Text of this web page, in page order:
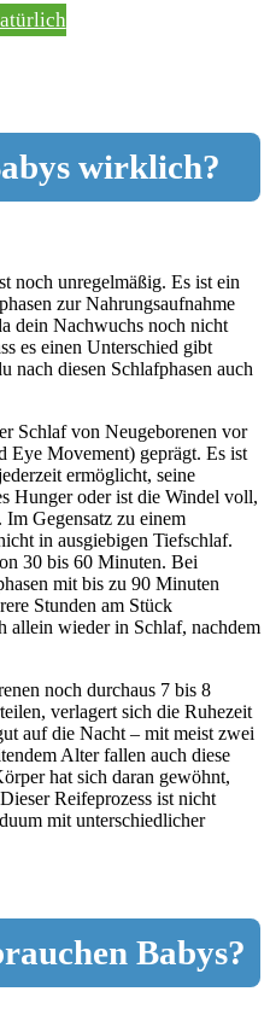
wirklich?
noch unregelmäßig. Es ist ein
zur Nahrungsaufnahme
dein Nachwuchs noch nicht
es einen Unterschied gibt
nach diesen Schlafphasen auch
Schlaf von Neugeborenen vor
Eye Movement) geprägt. Es ist
ermöglicht, seine
Hunger oder ist die Windel voll,
Gegensatz zu einem
in ausgiebigen Tiefschlaf.
30 bis 60 Minuten. Bei
mit bis zu 90 Minuten
Stunden am Stück
allein wieder in Schlaf, nachdem
noch durchaus 7 bis 8
verlagert sich die Ruhezeit
auf die Nacht – mit meist zwei
Alter fallen auch diese
hat sich daran gewöhnt,
Reifeprozess ist nicht
mit unterschiedlicher
Babys?